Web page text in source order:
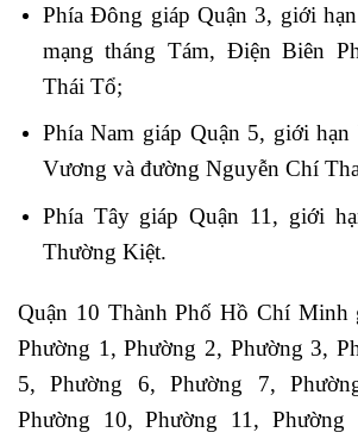
Phía Đông giáp Quận 3, giới
mạng tháng Tám, Điện Biên
Thái Tổ;
Phía Nam giáp Quận 5, giới
Vương và đường Nguyễn Chí
Phía Tây giáp Quận 11, giới
Thường Kiệt.
Quận 10 Thành Phố Hồ Chí Minh
Phường 1, Phường 2, Phường 3,
5, Phường 6, Phường 7,
Phường 10, Phường 11, Phường